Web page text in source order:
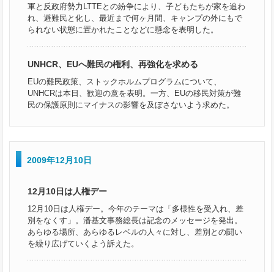
軍と反政府勢力LTTEとの紛争により、子どもたちが家を追わ
れ、避難民と化し、最近まで何ヶ月間、キャンプの外にもで
られない状態に置かれたことなどに懸念を表明した。
UNHCR、EUへ難民の権利、再強化を求める
EUの難民政策、ストックホルムプログラムについて、
UNHCRは本日、歓迎の意を表明。一方、EUの移民対策が難
民の保護原則にマイナスの影響を及ぼさないよう求めた。
2009年12月10日
12月10日は人権デー
12月10日は人権デー。今年のテーマは「多様性を受入れ、差
別をなくす」。潘基文事務総長は記念のメッセージを発出。
あらゆる場所、あらゆるレベルの人々に対し、差別との闘い
を繰り広げていくよう訴えた。